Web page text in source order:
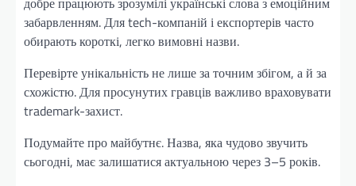
забарвленням. Для tech-компаній і експортерів часто
обирають короткі, легко вимовні назви.
Перевірте унікальність не лише за точним збігом, а й за
схожістю. Для просунутих гравців важливо враховувати
trademark-захист.
Подумайте про майбутнє. Назва, яка чудово звучить
сьогодні, має залишатися актуальною через 3–5 років.